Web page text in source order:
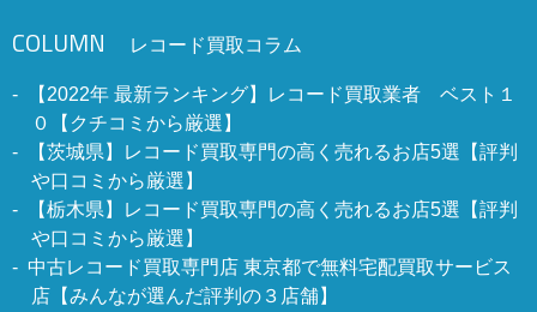
COLUMN レコード買取コラム
【2022年 最新ランキング】レコード買取業者 ベスト１
０【クチコミから厳選】
【茨城県】レコード買取専門の高く売れるお店5選【評判
や口コミから厳選】
【栃木県】レコード買取専門の高く売れるお店5選【評判
や口コミから厳選】
中古レコード買取専門店 東京都で無料宅配買取サービス
店【みんなが選んだ評判の３店舗】